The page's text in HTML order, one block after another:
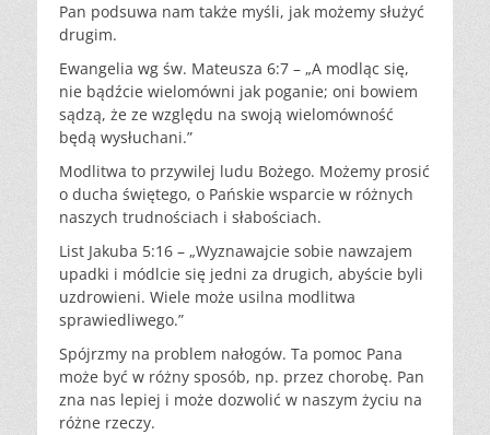
Pan podsuwa nam także myśli, jak możemy służyć
drugim.
Ewangelia wg św. Mateusza 6:7 – „A modląc się,
nie bądźcie wielomówni jak poganie; oni bowiem
sądzą, że ze względu na swoją wielomówność
będą wysłuchani.”
Modlitwa to przywilej ludu Bożego. Możemy prosić
o ducha świętego, o Pańskie wsparcie w różnych
naszych trudnościach i słabościach.
List Jakuba 5:16 – „Wyznawajcie sobie nawzajem
upadki i módlcie się jedni za drugich, abyście byli
uzdrowieni. Wiele może usilna modlitwa
sprawiedliwego.”
Spójrzmy na problem nałogów. Ta pomoc Pana
może być w różny sposób, np. przez chorobę. Pan
zna nas lepiej i może dozwolić w naszym życiu na
różne rzeczy.